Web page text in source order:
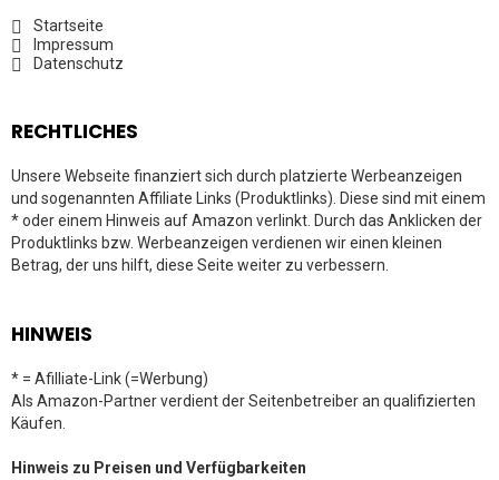
Startseite
Impressum
Datenschutz
RECHTLICHES
Unsere Webseite finanziert sich durch platzierte Werbeanzeigen
und sogenannten Affiliate Links (Produktlinks). Diese sind mit einem
* oder einem Hinweis auf Amazon verlinkt. Durch das Anklicken der
Produktlinks bzw. Werbeanzeigen verdienen wir einen kleinen
Betrag, der uns hilft, diese Seite weiter zu verbessern.
HINWEIS
* = Afilliate-Link (=Werbung)
Als Amazon-Partner verdient der Seitenbetreiber an qualifizierten
Käufen.
Hinweis zu Preisen und Verfügbarkeiten